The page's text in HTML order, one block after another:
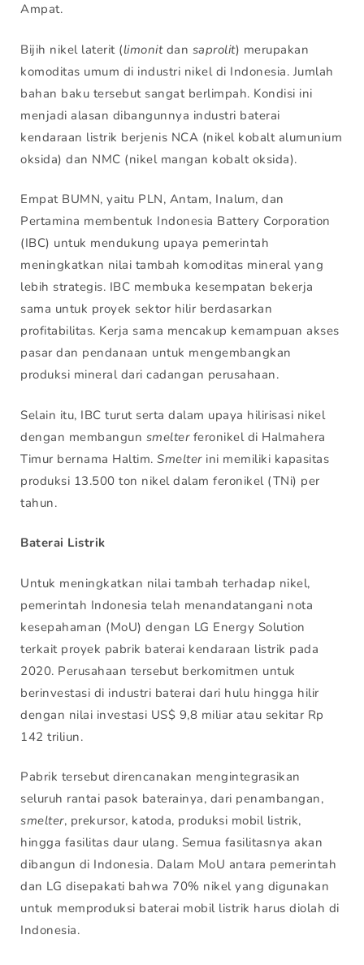
Ampat.
Bijih nikel laterit (limonit dan saprolit) merupakan
komoditas umum di industri nikel di Indonesia. Jumlah
bahan baku tersebut sangat berlimpah. Kondisi ini
menjadi alasan dibangunnya industri baterai
kendaraan listrik berjenis NCA (nikel kobalt alumunium
oksida) dan NMC (nikel mangan kobalt oksida).
Empat BUMN, yaitu PLN, Antam, Inalum, dan
Pertamina membentuk Indonesia Battery Corporation
(IBC) untuk mendukung upaya pemerintah
meningkatkan nilai tambah komoditas mineral yang
lebih strategis. IBC membuka kesempatan bekerja
sama untuk proyek sektor hilir berdasarkan
profitabilitas. Kerja sama mencakup kemampuan akses
pasar dan pendanaan untuk mengembangkan
produksi mineral dari cadangan perusahaan.
Selain itu, IBC turut serta dalam upaya hilirisasi nikel
dengan membangun smelterferonikel di Halmahera
Timur bernama Haltim. Smelterini memiliki kapasitas
produksi 13.500 ton nikel dalam feronikel (TNi) per
tahun.
Baterai Listrik
Untuk meningkatkan nilai tambah terhadap nikel,
pemerintah Indonesia telah menandatangani nota
kesepahaman (MoU) dengan LG Energy Solution
terkait proyek pabrik baterai kendaraan listrik pada
2020. Perusahaan tersebut berkomitmen untuk
berinvestasi di industri baterai dari hulu hingga hilir
dengan nilai investasi US$ 9,8 miliar atau sekitar Rp
142 triliun.
Pabrik tersebut direncanakan mengintegrasikan
seluruh rantai pasok baterainya, dari penambangan,
smelter, prekursor, katoda, produksi mobil listrik,
hingga fasilitas daur ulang. Semua fasilitasnya akan
dibangun di Indonesia. Dalam MoU antara pemerintah
dan LG disepakati bahwa 70% nikel yang digunakan
untuk memproduksi baterai mobil listrik harus diolah di
Indonesia.